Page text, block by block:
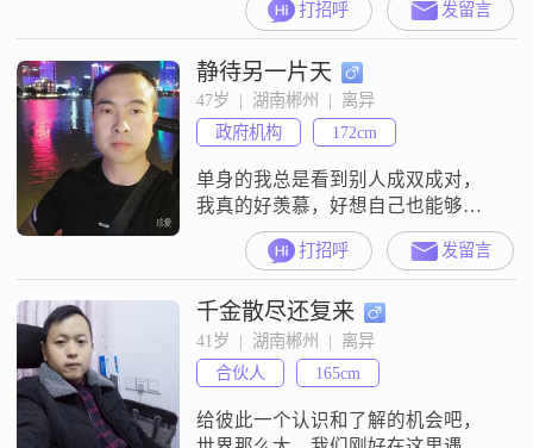
打招呼 发留言
静待另一片天
47岁  |  湖南郴州  |  离异
政府机构
172cm
单身的我总是看到别人成双成对，
我真的好羡慕，好想自己也能够和
他们一样，有人陪伴，不再孤独一
人。等待，只为与你相遇，从相识
到相爱，到遥远的未来，夕阳下携
手一起慢慢变老……
打招呼 发留言
千金散尽还复来
41岁  |  湖南郴州  |  离异
合伙人
165cm
给彼此一个认识和了解的机会吧，